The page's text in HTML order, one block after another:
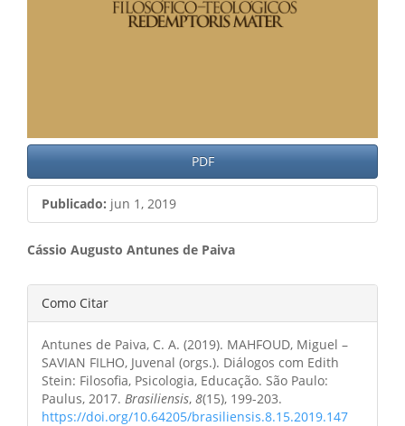
PDF
Publicado: jun 1, 2019
Conteúdo
do
artigo
principal
Cássio Augusto Antunes de Paiva
Detalhes
do
artigo
Como Citar
Antunes de Paiva, C. A. (2019). MAHFOUD, Miguel –
SAVIAN FILHO, Juvenal (orgs.). Diálogos com Edith
Stein: Filosofia, Psicologia, Educação. São Paulo:
Paulus, 2017. Brasiliensis, 8(15), 199-203.
https://doi.org/10.64205/brasiliensis.8.15.2019.147